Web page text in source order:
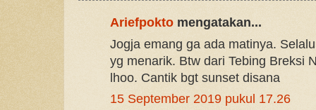
Ariefpokto mengatakan...
Jogja emang ga ada matinya.
yg menarik. Btw dari Tebing Breksi
lhoo. Cantik bgt sunset disana
15 September 2019 pukul 17.26